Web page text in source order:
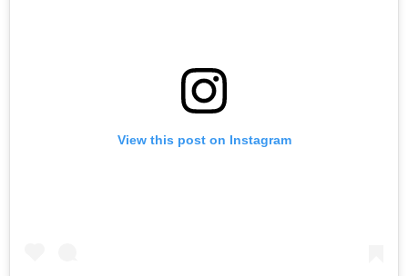
View this post on Instagram